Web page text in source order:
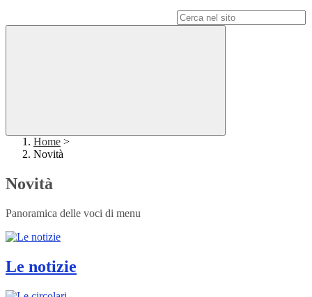
Home >
Novità
Novità
Panoramica delle voci di menu
Le notizie